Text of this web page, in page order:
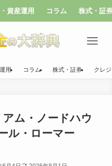
資産運用 コラム 株式・証
用 コラム 株式・証券 クレ
ム・ノードハウ
ル・ローマー